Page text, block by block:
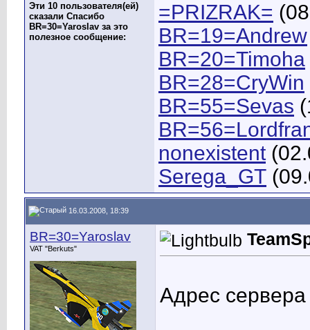
Эти 10 пользователя(ей)
сказали Спасибо
BR=30=Yaroslav за это
полезное сообщение:
=PRIZRAK=
BR=19=Andrew
BR=20=Timoha
BR=28=CryWin
BR=55=Sevas
nonexistent
Serega_GT
16.03.2008, 18:39
BR=30=Yaroslav
VAT "Berkuts"
Адрес